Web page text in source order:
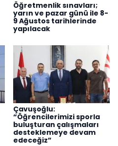
Öğretmenlik sınavları;
yarın ve pazar günü ile 8-
9 Ağustos tarihlerinde
yapılacak
Çavuşoğlu:
“Öğrencilerimizi sporla
buluşturan çalışmaları
desteklemeye devam
edeceğiz”